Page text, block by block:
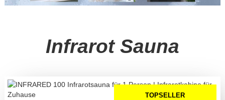
Infrarot Sauna
TOPSELLER